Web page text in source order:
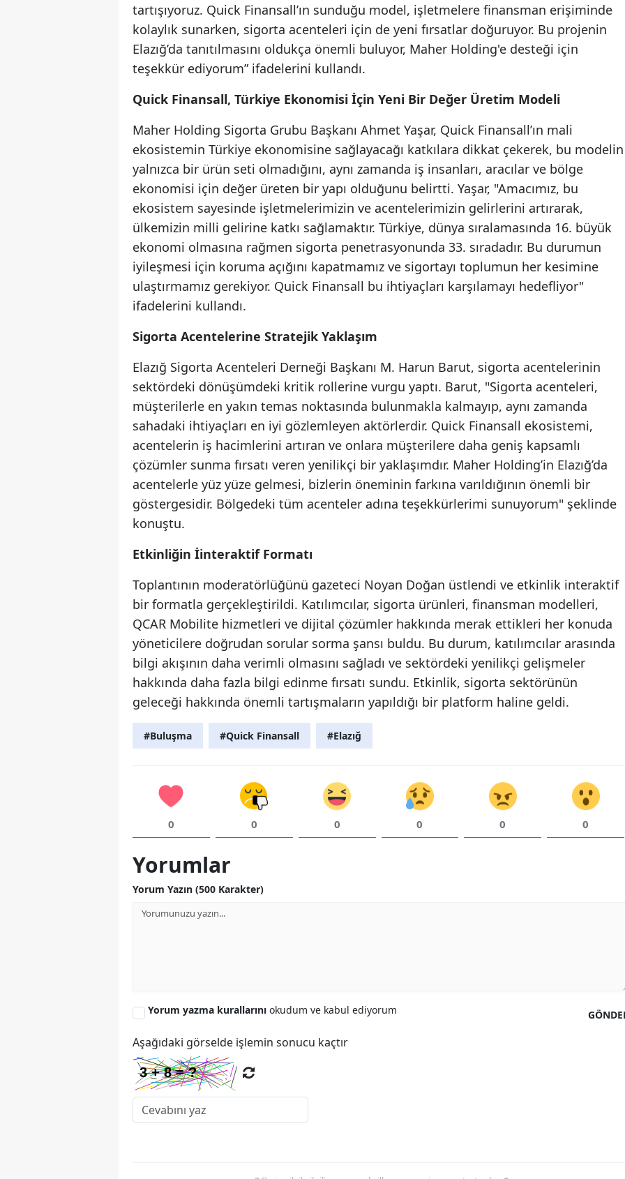
Kahramanmaraş
Mardin
Muş
Nevşehir
Niğde
Rize
Sakarya
Samsun
Siirt
Tekirdağ
Tokat
Tunceli
Şanlıurfa
Yozgat
Zonguldak
Aksaray
Bayburt
Karaman
Şırnak
Bartın
Ardahan
tartışıyoruz. Quick Finansall’ın sunduğu model, işletmelere finansman erişiminde
kolaylık sunarken, sigorta acenteleri için de yeni fırsatlar doğuruyor. Bu projenin
Elazığ’da tanıtılmasını oldukça önemli buluyor, Maher Holding'e desteği için
teşekkür ediyorum” ifadelerini kullandı.
Quick Finansall, Türkiye Ekonomisi İçin Yeni Bir Değer Üretim Modeli
Maher Holding Sigorta Grubu Başkanı Ahmet Yaşar, Quick Finansall’ın mali
ekosistemin Türkiye ekonomisine sağlayacağı katkılara dikkat çekerek, bu modelin
yalnızca bir ürün seti olmadığını, aynı zamanda iş insanları, aracılar ve bölge
ekonomisi için değer üreten bir yapı olduğunu belirtti. Yaşar, "Amacımız, bu
ekosistem sayesinde işletmelerimizin ve acentelerimizin gelirlerini artırarak,
ülkemizin milli gelirine katkı sağlamaktır. Türkiye, dünya sıralamasında 16. büyük
ekonomi olmasına rağmen sigorta penetrasyonunda 33. sıradadır. Bu durumun
iyileşmesi için koruma açığını kapatmamız ve sigortayı toplumun her kesimine
ulaştırmamız gerekiyor. Quick Finansall bu ihtiyaçları karşılamayı hedefliyor"
ifadelerini kullandı.
Sigorta Acentelerine Stratejik Yaklaşım
Elazığ Sigorta Acenteleri Derneği Başkanı M. Harun Barut, sigorta acentelerinin
sektördeki dönüşümdeki kritik rollerine vurgu yaptı. Barut, "Sigorta acenteleri,
müşterilerle en yakın temas noktasında bulunmakla kalmayıp, aynı zamanda
sahadaki ihtiyaçları en iyi gözlemleyen aktörlerdir. Quick Finansall ekosistemi,
acentelerin iş hacimlerini artıran ve onlara müşterilere daha geniş kapsamlı
çözümler sunma fırsatı veren yenilikçi bir yaklaşımdır. Maher Holding’in Elazığ’da
acentelerle yüz yüze gelmesi, bizlerin öneminin farkına varıldığının önemli bir
göstergesidir. Bölgedeki tüm acenteler adına teşekkürlerimi sunuyorum" şeklinde
konuştu.
Etkinliğin İinteraktif Formatı
Toplantının moderatörlüğünü gazeteci Noyan Doğan üstlendi ve etkinlik interaktif
bir formatla gerçekleştirildi. Katılımcılar, sigorta ürünleri, finansman modelleri,
QCAR Mobilite hizmetleri ve dijital çözümler hakkında merak ettikleri her konuda
yöneticilere doğrudan sorular sorma şansı buldu. Bu durum, katılımcılar arasında
bilgi akışının daha verimli olmasını sağladı ve sektördeki yenilikçi gelişmeler
hakkında daha fazla bilgi edinme fırsatı sundu. Etkinlik, sigorta sektörünün
geleceği hakkında önemli tartışmaların yapıldığı bir platform haline geldi.
#Buluşma #Quick Finansall #Elazığ
0 0 0 0 0 0
Yorumlar
Yorum Yazın (500 Karakter)
Yorum yazma kurallarını okudum ve kabul ediyorum
Aşağıdaki görselde işlemin sonucu kaçtır